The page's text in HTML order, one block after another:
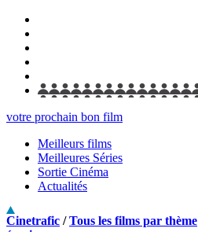
votre prochain bon film
Meilleurs films
Meilleures Séries
Sortie Cinéma
Actualités
Cinetrafic /Tous les films par thème